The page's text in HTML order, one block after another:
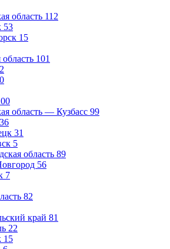
область 112
53
15
101
область — Кузбасс 99
36
31
5
область 89
56
7
82
край 81
22
15